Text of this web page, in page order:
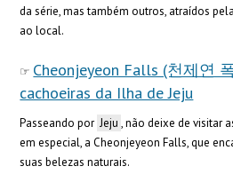
da série, mas também outros, atraídos
ao local.
Cheonjeyeon Falls (천제연
cachoeiras da Ilha de Jeju
Passeando por Jeju , não deixe de visitar
em especial, a Cheonjeyeon Falls, que
suas belezas naturais.